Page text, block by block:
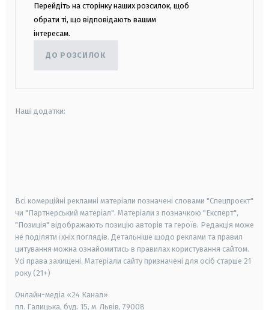
Перейдіть на сторінку наших розсилок, щоб
обрати ті, що відповідають вашим
інтересам.
ДО РОЗСИЛОК
Наші додатки:
Всі комерційні рекламні матеріали позначені словами "Спецпроєкт"
чи "Партнерський матеріал". Матеріали з позначкою "Експерт",
"Позиція" відображають позицію авторів та героїв. Редакція може
не поділяти їхніх поглядів. Детальніше щодо реклами та правил
цитування можна ознайомитись в правилах користування сайтом.
Усі права захищені. Матеріали сайту призначені для осіб старше 21
року (21+)
Онлайн-медіа «24 Канал»
пл. Галицька, буд. 15, м. Львів, 79008